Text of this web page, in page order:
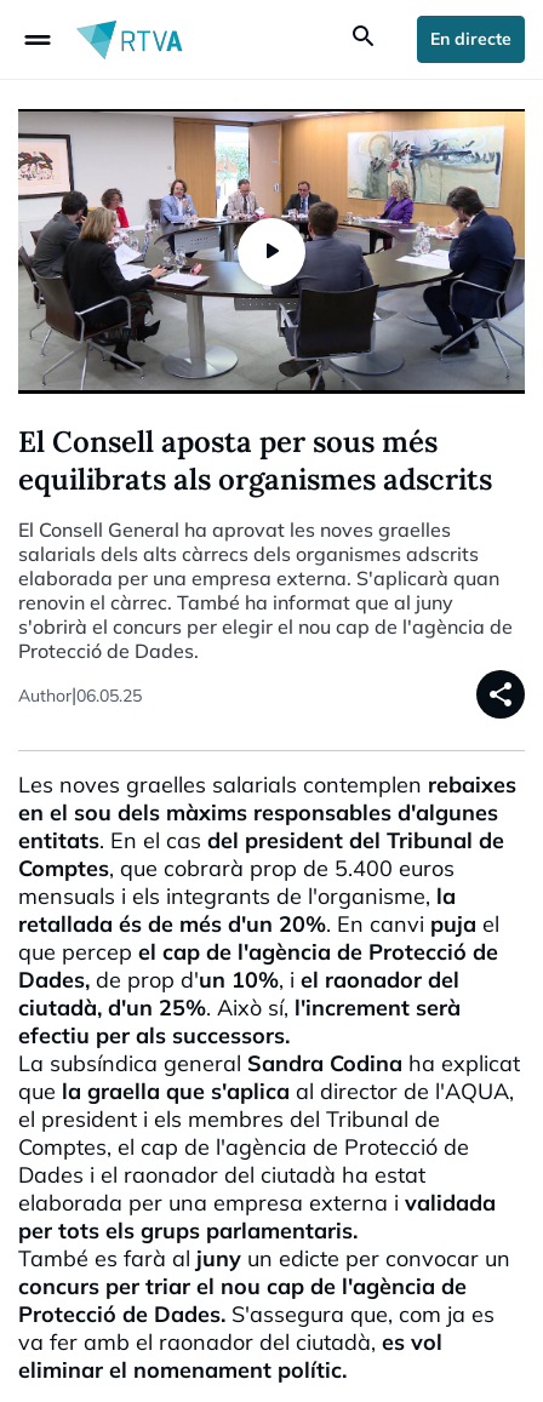
drag_handle search En directe
El Consell aposta per sous més
equilibrats als organismes adscrits
El Consell General ha aprovat les noves graelles
salarials dels alts càrrecs dels organismes adscrits
elaborada per una empresa externa. S'aplicarà quan
renovin el càrrec. També ha informat que al juny
s'obrirà el concurs per elegir el nou cap de l'agència de
Protecció de Dades.
Author|06.05.25 share
Les noves graelles salarials contemplen rebaixes
en el sou dels màxims responsables d'algunes
entitats. En el cas del president del Tribunal de
Comptes, que cobrarà prop de 5.400 euros
mensuals i els integrants de l'organisme, la
retallada és de més d'un 20%. En canvi puja el
que percep el cap de l'agència de Protecció de
Dades, de prop d'un 10%, i el raonador del
ciutadà, d'un 25%. Això sí, l'increment serà
efectiu per als successors.
La subsíndica general Sandra Codina ha explicat
que la graella que s'aplica al director de l'AQUA,
el president i els membres del Tribunal de
Comptes, el cap de l'agència de Protecció de
Dades i el raonador del ciutadà ha estat
elaborada per una empresa externa i validada
per tots els grups parlamentaris.
També es farà al juny un edicte per convocar un
concurs per triar el nou cap de l'agència de
Protecció de Dades. S'assegura que, com ja es
va fer amb el raonador del ciutadà, es vol
eliminar el nomenament polític.